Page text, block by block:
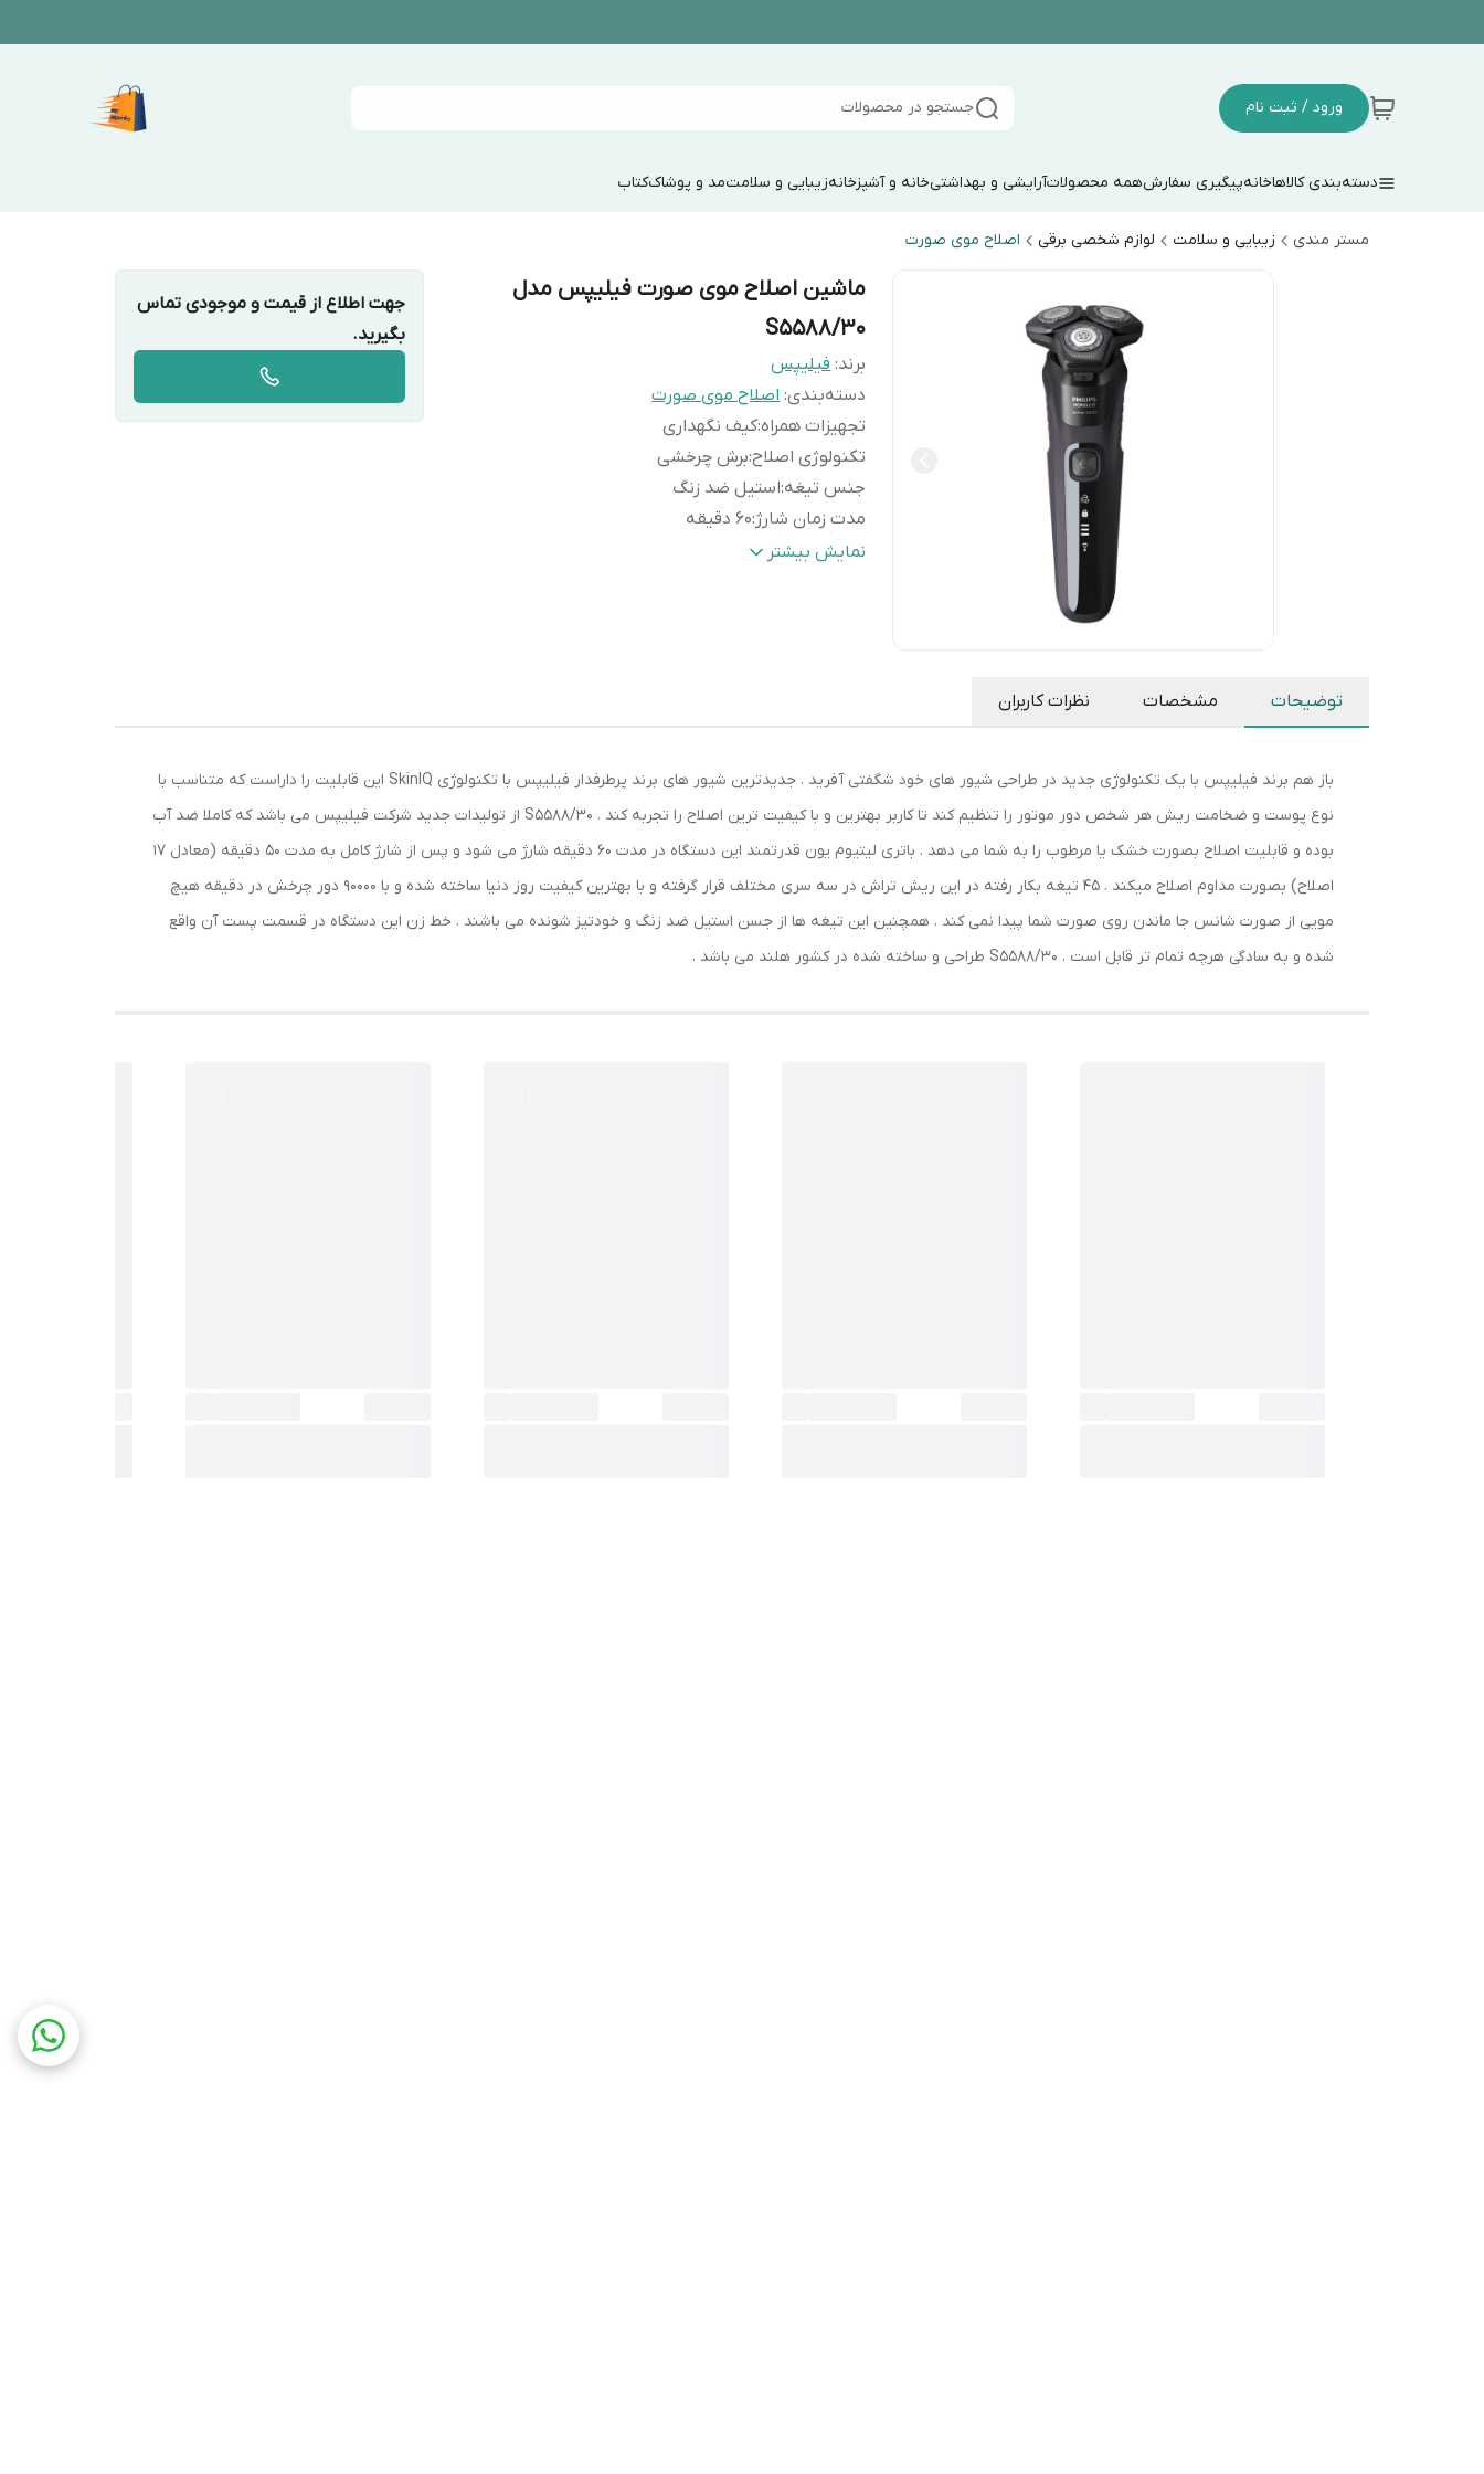
ورود / ثبت نام جستجو در محصولات
دسته‌بندی کالاهاخانهپیگیری سفارشهمه محصولاتآرایشی و بهداشتیخانه و آشپزخانهزیبایی و سلامتمد و پوشاککتاب
مستر مندی زیبایی و سلامت لوازم شخصی برقی اصلاح موی صورت
ماشین اصلاح موی صورت فیلیپس مدل
S5588/30
برند: فیلیپس
دسته‌بندی:اصلاح موی صورت
تجهیزات همراه:کیف نگهداری
تکنولوژی اصلاح:برش چرخشی
جنس تیغه:استیل ضد زنگ
مدت زمان شارژ:60 دقیقه
مدت زمان استفاده پس از شارژ
نمایش بیشتر
جهت اطلاع از قیمت و موجودی تماس
بگیرید.
توضیحات مشخصات نظرات کاربران
باز هم برند فیلیپس با یک تکنولوژی جدید در طراحی شیور های خود شگفتی آفرید . جدیدترین شیور های برند پرطرفدار فیلیپس با تکنولوژی SkinIQ این قابلیت را داراست که متناسب با
نوع پوست و ضخامت ریش هر شخص دور موتور را تنظیم کند تا کاربر بهترین و با کیفیت ترین اصلاح را تجربه کند . S5588/30 از تولیدات جدید شرکت فیلیپس می باشد که کاملا ضد آب
بوده و قابلیت اصلاح بصورت خشک یا مرطوب را به شما می دهد . باتری لیتیوم یون قدرتمند این دستگاه در مدت 60 دقیقه شارژ می شود و پس از شارژ کامل به مدت 50 دقیقه (معادل 17
اصلاح) بصورت مداوم اصلاح میکند . 45 تیغه بکار رفته در این ریش تراش در سه سری مختلف قرار گرفته و با بهترین کیفیت روز دنیا ساخته شده و با 90000 دور چرخش در دقیقه هیچ
مویی از صورت شانس جا ماندن روی صورت شما پیدا نمی کند . همچنین این تیغه ها از جسن استیل ضد زنگ و خودتیز شونده می باشند . خط زن این دستگاه در قسمت پست آن واقع
شده و به سادگی هرچه تمام تر قابل است . S5588/30 طراحی و ساخته شده در کشور هلند می باشد .